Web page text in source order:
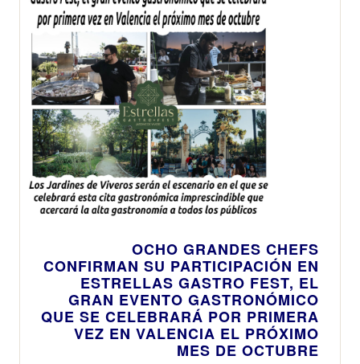
OCHO GRANDES CHEFS
CONFIRMAN SU PARTICIPACIÓN EN
ESTRELLAS GASTRO FEST, EL
GRAN EVENTO GASTRONÓMICO
QUE SE CELEBRARÁ POR PRIMERA
VEZ EN VALENCIA EL PRÓXIMO
MES DE OCTUBRE